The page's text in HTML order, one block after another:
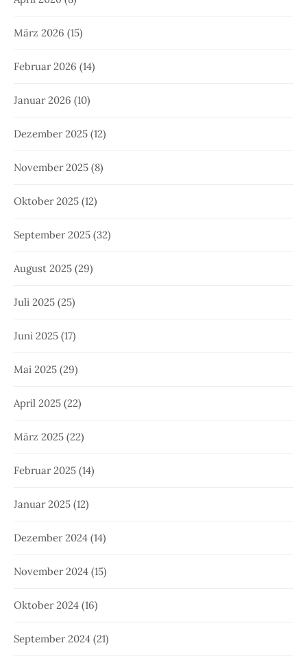
März 2026 (15)
Februar 2026 (14)
Januar 2026 (10)
Dezember 2025 (12)
November 2025 (8)
Oktober 2025 (12)
September 2025 (32)
August 2025 (29)
Juli 2025 (25)
Juni 2025 (17)
Mai 2025 (29)
April 2025 (22)
März 2025 (22)
Februar 2025 (14)
Januar 2025 (12)
Dezember 2024 (14)
November 2024 (15)
Oktober 2024 (16)
September 2024 (21)